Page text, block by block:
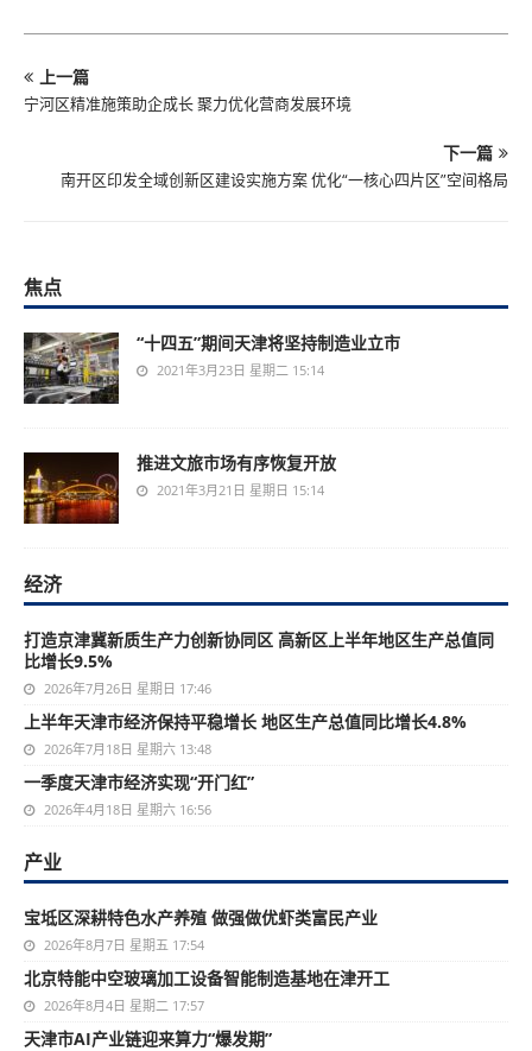
上一篇
宁河区精准施策助企成长 聚力优化营商发展环境
下一篇
南开区印发全域创新区建设实施方案 优化“一核心四片区”空间格局
焦点
“十四五”期间天津将坚持制造业立市
2021年3月23日 星期二 15:14
推进文旅市场有序恢复开放
2021年3月21日 星期日 15:14
经济
打造京津冀新质生产力创新协同区 高新区上半年地区生产总值同
比增长9.5%
2026年7月26日 星期日 17:46
上半年天津市经济保持平稳增长 地区生产总值同比增长4.8%
2026年7月18日 星期六 13:48
一季度天津市经济实现“开门红”
2026年4月18日 星期六 16:56
产业
宝坻区深耕特色水产养殖 做强做优虾类富民产业
2026年8月7日 星期五 17:54
北京特能中空玻璃加工设备智能制造基地在津开工
2026年8月4日 星期二 17:57
天津市AI产业链迎来算力“爆发期”